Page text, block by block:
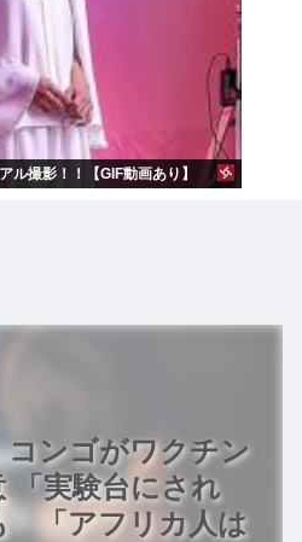
撮影！！【GIF動画あり】
コンゴがワクチン
「実験台にされ
「アフリカ人は